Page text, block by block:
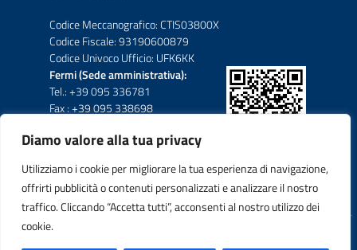
Diamo valore alla tua privacy
Utilizziamo i cookie per migliorare la tua esperienza di navigazione,
offrirti pubblicità o contenuti personalizzati e analizzare il nostro
traffico. Cliccando “Accetta tutti”, acconsenti al nostro utilizzo dei
cookie.
Codice Meccanografico: CTIS03800X
Codice Fiscale: 93190600879
Codice Univoco Ufficio: UFK6KK
Fermi (Sede amministrativa):
Tel.: +39 095 336781
Fax : +39 095 338698
Eredia-Deodato:
Tel.: +39 095 6136206
Fax : +39 095 330503